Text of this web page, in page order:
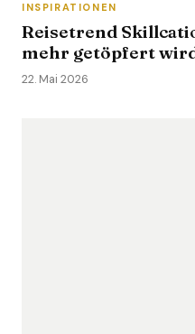
INSPIRATIONEN
Reisetrend
mehr getöpfert
22. Mai 2026